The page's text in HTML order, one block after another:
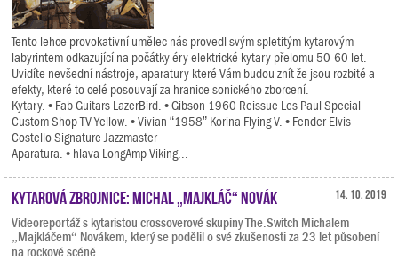
Tento lehce provokativní umělec nás provedl svým spletitým kytarovým
labyrintem odkazující na počátky éry elektrické kytary přelomu 50-60 let.
Uvidíte nevšední nástroje, aparatury které Vám budou znít že jsou rozbité a
efekty, které to celé posouvají za hranice sonického zborcení.
Kytary. • Fab Guitars LazerBird. • Gibson 1960 Reissue Les Paul Special
Custom Shop TV Yellow. • Vivian “1958” Korina Flying V. • Fender Elvis
Costello Signature Jazzmaster
Aparatura. • hlava LongAmp Viking...
14. 10. 2019
Kytarová zbrojnice: Michal „Majkláč“ Novák
Videoreportáž s kytaristou crossoverové skupiny The.Switch Michalem
„Majkláčem“ Novákem, který se podělil o své zkušenosti za 23 let působení
na rockové scéně.